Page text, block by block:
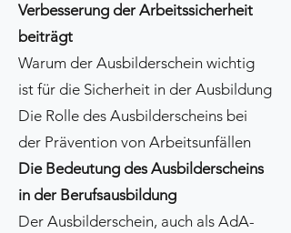
Verbesserung der Arbeitssicherheit
beiträgt
Warum der Ausbilderschein wichtig
ist für die Sicherheit in der Ausbildung
Die Rolle des Ausbilderscheins bei
der Prävention von Arbeitsunfällen
Die Bedeutung des Ausbilderscheins
in der Berufsausbildung
Der Ausbilderschein, auch als AdA-